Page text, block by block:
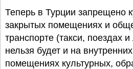
Теперь в Турции запрещено
закрытых помещениях и
транспорте (такси, поездах
нельзя будет и на
помещениях культурных,